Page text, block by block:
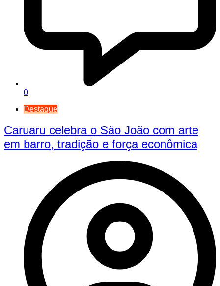
0
Destaque
Caruaru celebra o São João com arte
em barro, tradição e força econômica